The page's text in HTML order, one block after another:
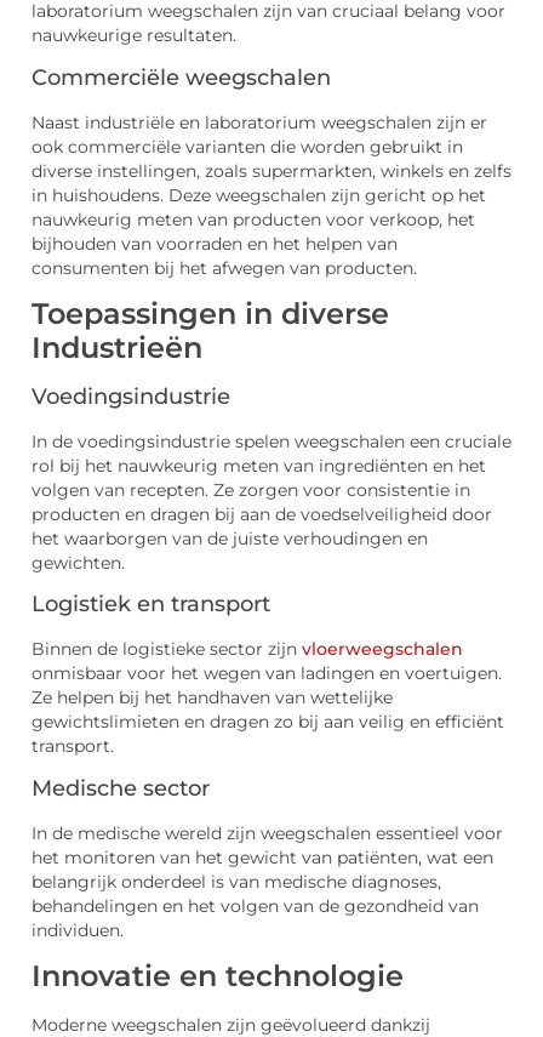
laboratorium weegschalen zijn van cruciaal belang voor
nauwkeurige resultaten.
Commerciële weegschalen
Naast industriële en laboratorium weegschalen zijn er
ook commerciële varianten die worden gebruikt in
diverse instellingen, zoals supermarkten, winkels en zelfs
in huishoudens. Deze weegschalen zijn gericht op het
nauwkeurig meten van producten voor verkoop, het
bijhouden van voorraden en het helpen van
consumenten bij het afwegen van producten.
Toepassingen in diverse
Industrieën
Voedingsindustrie
In de voedingsindustrie spelen weegschalen een cruciale
rol bij het nauwkeurig meten van ingrediënten en het
volgen van recepten. Ze zorgen voor consistentie in
producten en dragen bij aan de voedselveiligheid door
het waarborgen van de juiste verhoudingen en
gewichten.
Logistiek en transport
Binnen de logistieke sector zijn vloerweegschalen
onmisbaar voor het wegen van ladingen en voertuigen.
Ze helpen bij het handhaven van wettelijke
gewichtslimieten en dragen zo bij aan veilig en efficiënt
transport.
Medische sector
In de medische wereld zijn weegschalen essentieel voor
het monitoren van het gewicht van patiënten, wat een
belangrijk onderdeel is van medische diagnoses,
behandelingen en het volgen van de gezondheid van
individuen.
Innovatie en technologie
Moderne weegschalen zijn geëvolueerd dankzij